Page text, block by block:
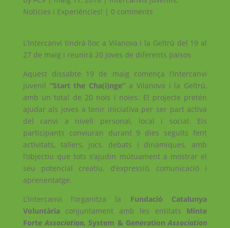
Noticies i Experiències! | 0 comments
L’intercanvi tindrà lloc a Vilanova i la Geltrú del 19 al
27 de maig i reunirà 20 joves de diferents països
Aquest dissabte 19 de maig comença l’intercanvi
juvenil “Start the Cha(i)nge” a Vilanova i la Geltrú,
amb un total de 20 nois i noies. El projecte pretén
ajudar als joves a tenir iniciativa per ser part activa
del canvi a nivell personal, local i social. Els
participants conviuran durant 9 dies seguits fent
activitats, tallers, jocs, debats i dinàmiques, amb
l’objectiu que tots s’ajudin mútuament a mostrar el
seu potencial creatiu, d’expressió, comunicació i
aprenentatge.
L’intercanvi l’organitza la Fundació Catalunya
Voluntària conjuntament amb les entitats Minte
ForteAssociation,System & GenerationAssociation